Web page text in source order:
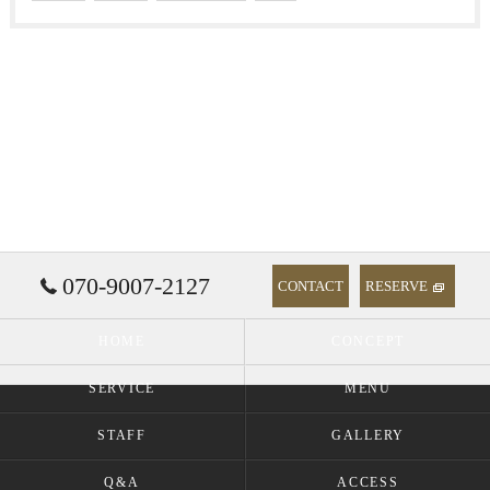
070-9007-2127 CONTACT RESERVE
SERVICE MENU
STAFF GALLERY
Q&A ACCESS